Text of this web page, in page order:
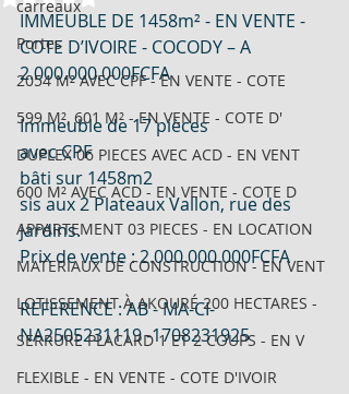
carreaux
Portes
2054 M² AVEC CPF - EN VENTE - COTE
599 M², 601 M² - EN VENTE - COTE D'
DUPLEX 06 PIECES AVEC ACD - EN VENT
600 M² AVEC ACD - EN VENTE - COTE D
APPARTEMENT 03 PIECES - EN LOCATION
MATERIAUX DE CONSTRUCTION - EN VENT
LOTISSEMENT À AKOURÉ 200 HECTARES -
SERRURE PLACARD 1 ET 2 COUPS - EN V
FLEXIBLE - EN VENTE - COTE D'IVOIR
IMMEUBLE DE 1458m² - EN VENTE -
COTE D’IVOIRE - COCODY – A
2.000.000.000FCFA
Immeuble de 17 pièces
avec CPF
bâti sur 1458m2
sis aux 2 Plateaux Vallon, rue des
jardins.
Prix de vente : 2.000.000.000FCFA
REFERENCE : AB - MA-CI-
NA2505231119 -1708231925